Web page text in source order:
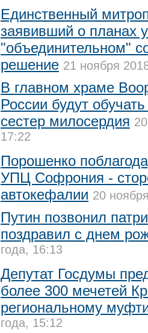
Единственный
заявивший о планах
"объединительном"
решение 21 ноября
В главном храме
России будут
сестер милосердия
17:22
Порошенко
УПЦ Софрония -
автокефалии 20
Путин позвонил
поздравил с днем
года, 16:13
Депутат Госдумы
более 300 мечетей
региональному
года, 15:12